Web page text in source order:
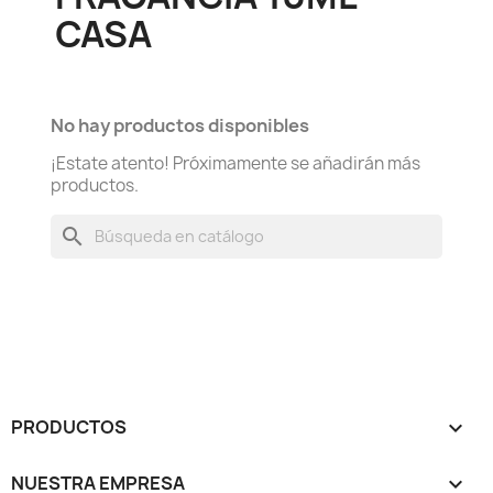
CASA
No hay productos disponibles
¡Estate atento! Próximamente se añadirán más
productos.
search
PRODUCTOS 
NUESTRA EMPRESA 